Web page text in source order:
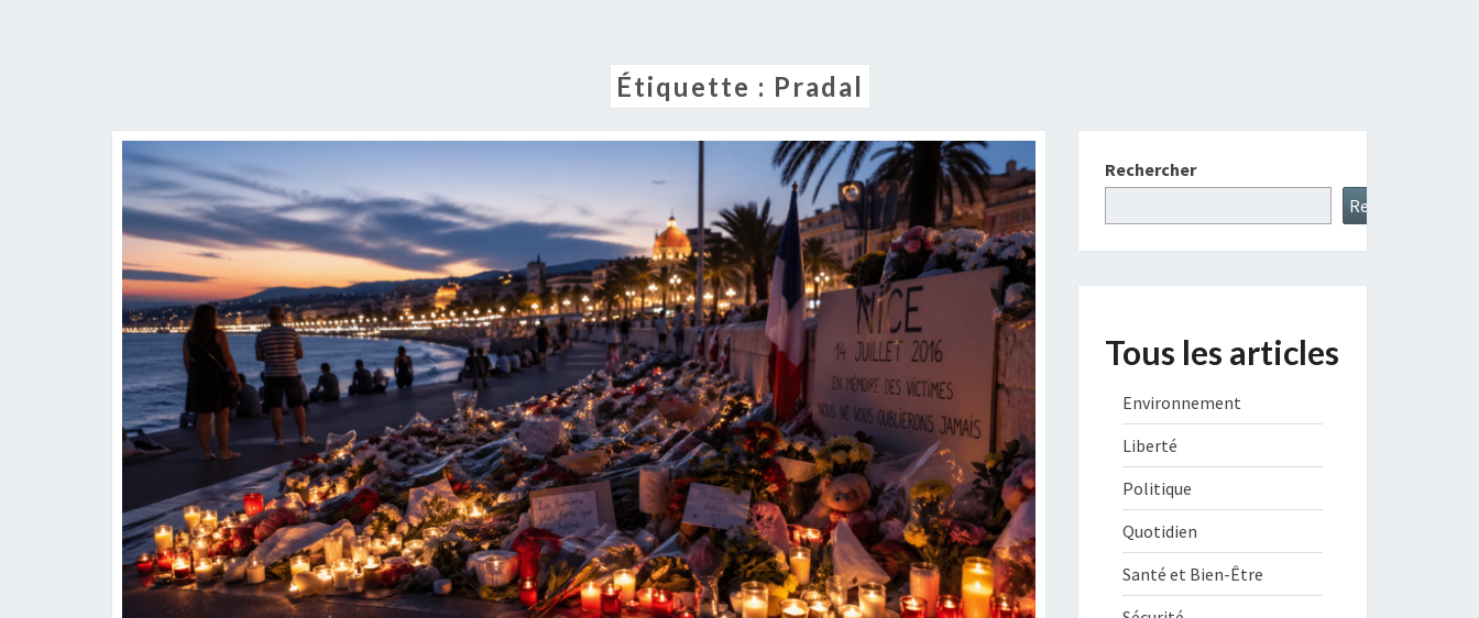
Étiquette : Pradal
Rechercher
Rechercher
Tous les articles
Environnement
Liberté
Politique
Quotidien
Santé et Bien-Être